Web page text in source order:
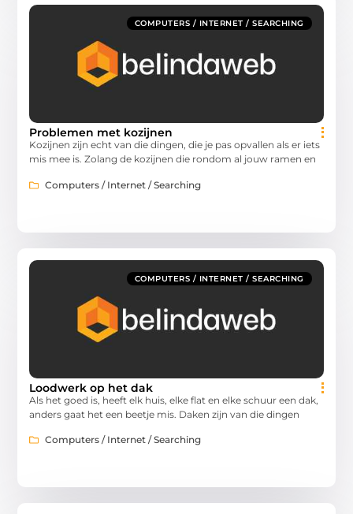
COMPUTERS / INTERNET / SEARCHING
Problemen met kozijnen
Kozijnen zijn echt van die dingen, die je pas opvallen als er iets
mis mee is. Zolang de kozijnen die rondom al jouw ramen en
Computers / Internet / Searching
COMPUTERS / INTERNET / SEARCHING
Loodwerk op het dak
Als het goed is, heeft elk huis, elke flat en elke schuur een dak,
anders gaat het een beetje mis. Daken zijn van die dingen
Computers / Internet / Searching